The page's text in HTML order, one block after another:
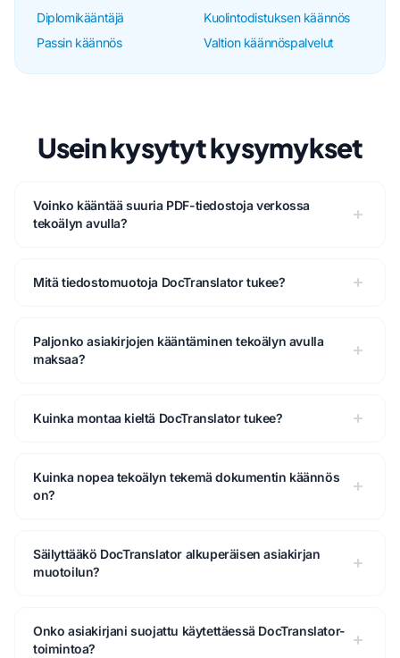
Diplomikääntäjä
Kuolintodistuksen käännös
Passin käännös
Valtion käännöspalvelut
Usein kysytyt kysymykset
Voinko kääntää suuria PDF-tiedostoja verkossa
tekoälyn avulla?
Mitä tiedostomuotoja DocTranslator tukee?
Paljonko asiakirjojen kääntäminen tekoälyn avulla
maksaa?
Kuinka montaa kieltä DocTranslator tukee?
Kuinka nopea tekoälyn tekemä dokumentin käännös
on?
Säilyttääkö DocTranslator alkuperäisen asiakirjan
muotoilun?
Onko asiakirjani suojattu käytettäessä DocTranslator-
toimintoa?